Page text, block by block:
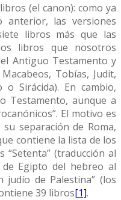
(el canon): como ya
anterior, las versiones
libros más que las
libros que nosotros
Antiguo Testamento y
Tobías, Judit,
o Sirácida). En cambio,
Testamento, aunque a
El motivo es
separación de Roma,
contiene la lista de los
(traducción al
Egipto del hebreo al
judío de Palestina” (los
39 libros[1].